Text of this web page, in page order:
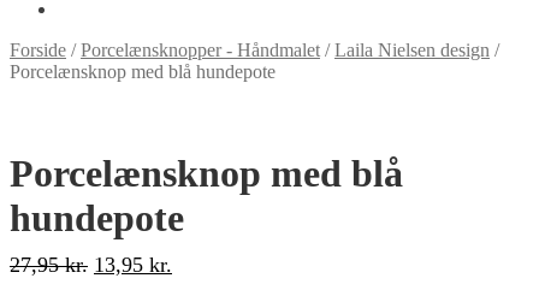
Forside /Porcelænsknopper - Håndmalet /Laila Nielsen design /
Porcelænsknop med blå hundepote
Porcelænsknop med blå
hundepote
27,95kr. Den
13,95 kr.